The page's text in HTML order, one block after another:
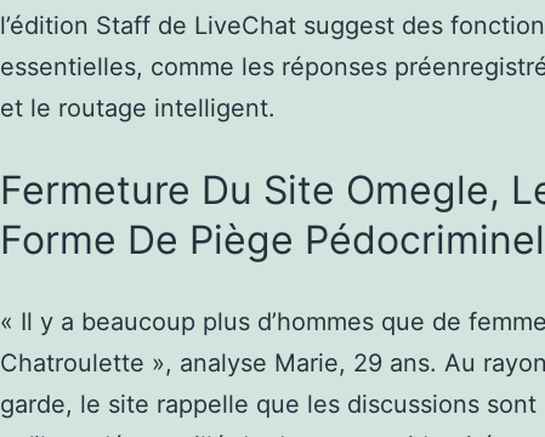
l’édition Staff de LiveChat suggest des
essentielles, comme les réponses
et le routage intelligent.
Fermeture Du Site Omegle,
Forme De Piège Pédocriminel
« Il y a beaucoup plus d’hommes que de
Chatroulette », analyse Marie, 29 ans. Au
garde, le site rappelle que les discussions sont